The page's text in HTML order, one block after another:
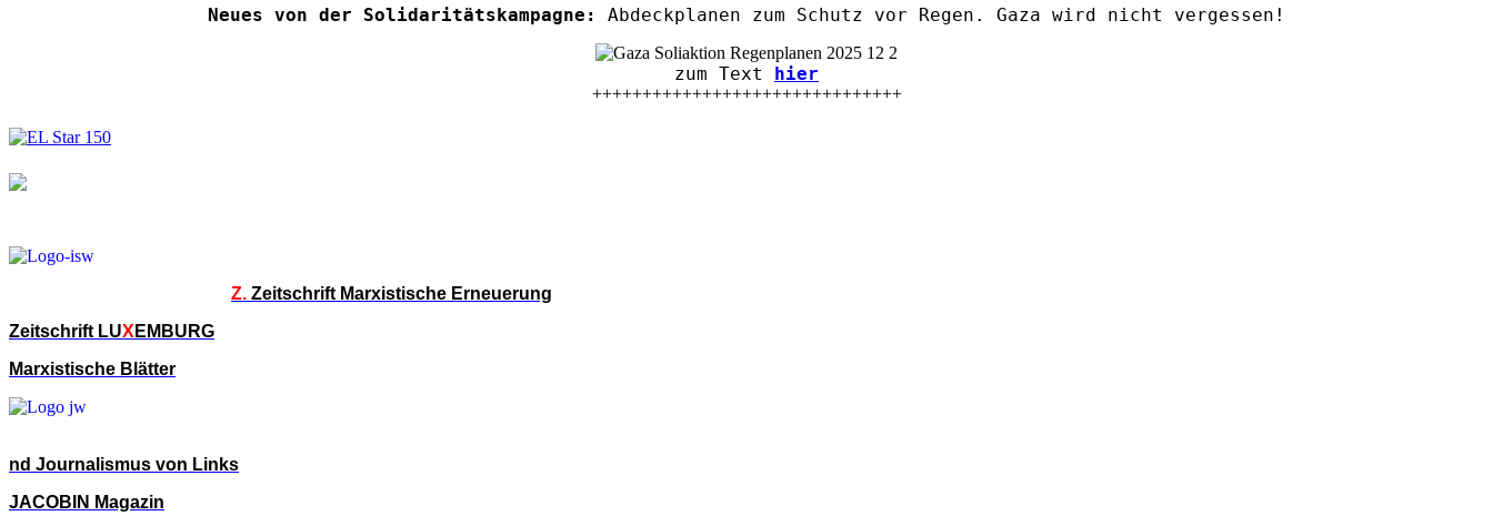
Neues von der Solidaritätskampagne: Abdeckplanen zum Schutz vor Regen. Gaza wird nicht vergessen!
zum Text hier
+++++++++++++++++++++++++++++++
Z. Zeitschrift Marxistische Erneuerung
Zeitschrift LUX EMBURG
Marxistische Blätter
nd Journalismus von Links
JACOBIN Magazin